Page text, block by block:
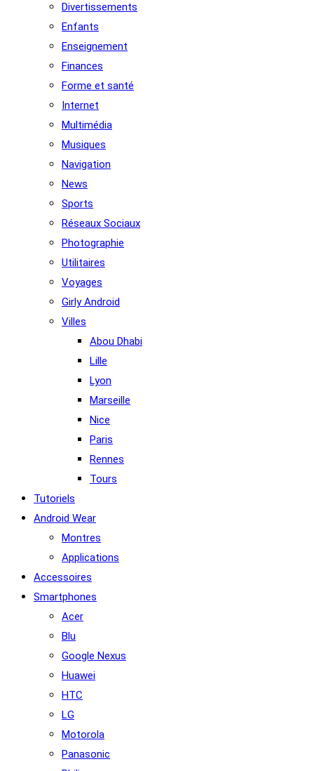
Divertissements
Enfants
Enseignement
Finances
Forme et santé
Internet
Multimédia
Musiques
Navigation
News
Sports
Réseaux Sociaux
Photographie
Utilitaires
Voyages
Girly Android
Villes
Abou Dhabi
Lille
Lyon
Marseille
Nice
Paris
Rennes
Tours
Tutoriels
Android Wear
Montres
Applications
Accessoires
Smartphones
Acer
Blu
Google Nexus
Huawei
HTC
LG
Motorola
Panasonic